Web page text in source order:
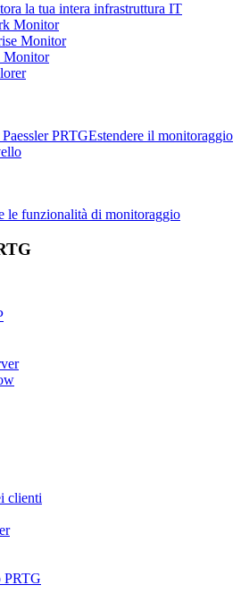
la tua intera infrastruttura IT
Monitor
Monitor
Monitor
PRTGEstendere il monitoraggio
le funzionalità di monitoraggio
clienti
PRTG